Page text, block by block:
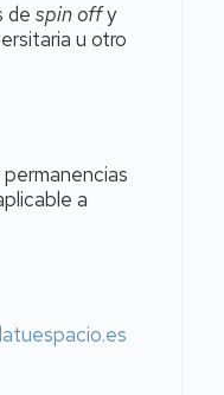
de spin offy
u otro
a